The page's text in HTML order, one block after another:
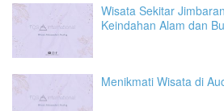
Wisata Sekitar
Keindahan Alam dan
Menikmati Wisata di